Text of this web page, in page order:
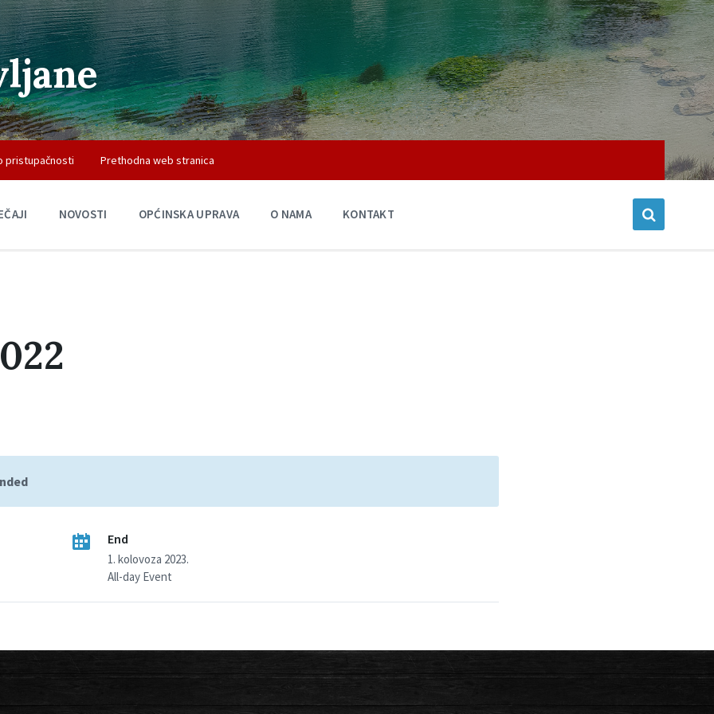
pristupačnosti Prethodna web stranica
NOVOSTI OPĆINSKA UPRAVA O NAMA KONTAKT
End
1. kolovoza 2023.
All-day Event